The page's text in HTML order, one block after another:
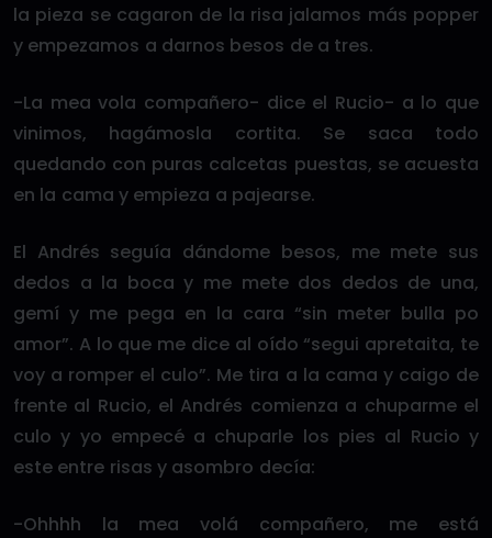
la pieza se cagaron de la risa jalamos más popper
y empezamos a darnos besos de a tres.
-La mea vola compañero- dice el Rucio- a lo que
vinimos, hagámosla cortita. Se saca todo
quedando con puras calcetas puestas, se acuesta
en la cama y empieza a pajearse.
El Andrés seguía dándome besos, me mete sus
dedos a la boca y me mete dos dedos de una,
gemí y me pega en la cara “sin meter bulla po
amor”. A lo que me dice al oído “segui apretaita, te
voy a romper el culo”. Me tira a la cama y caigo de
frente al Rucio, el Andrés comienza a chuparme el
culo y yo empecé a chuparle los pies al Rucio y
este entre risas y asombro decía:
-Ohhhh la mea volá compañero, me está